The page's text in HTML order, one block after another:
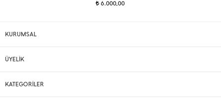
t6.000,00
KURUMSAL
ÜYELİK
KATEGORİLER